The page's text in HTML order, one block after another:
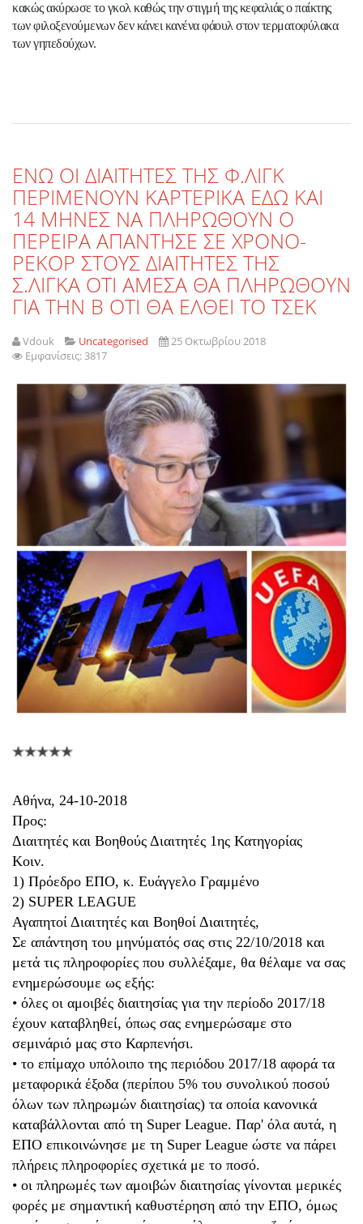
κακώς ακύρωσε το γκολ καθώς την στιγμή της κεφαλιάς ο παίκτης
των φιλοξενούμενων δεν κάνει κανένα φάουλ στον τερματοφύλακα
των γηπεδούχων.
ΕΝΩ ΟΙ ΔΙΑΙΤΗΤΕΣ ΤΗΣ Φ.ΛΙΓΚ
ΠΕΡΙΜΕΝΟΥΝ ΚΑΡΤΕΡΙΚΑ ΕΔΩ ΚΑΙ
14 ΜΗΝΕΣ ΝΑ ΠΛΗΡΩΘΟΥΝ Ο
ΠΕΡΕΙΡΑ ΑΠΑΝΤΗΣΕ ΣΕ ΧΡΟΝΟ-
ΡΕΚΟΡ ΣΤΟΥΣ ΔΙΑΙΤΗΤΕΣ ΤΗΣ
Σ.ΛΙΓΚΑ ΟΤΙ ΑΜΕΣΑ ΘΑ ΠΛΗΡΩΘΟΥΝ
ΓΙΑ ΤΗΝ Β ΟΤΙ ΘΑ ΕΛΘΕΙ ΤΟ ΤΣΕΚ
Vdouk Uncategorised
25 Οκτωβρίου 2018
Εμφανίσεις: 3817
Aθήνα, 24-10-2018
Προς:
Διαιτητές και Βοηθούς Διαιτητές 1ης Κατηγορίας
Κοιν.
1) Πρόεδρο ΕΠΟ, κ. Ευάγγελο Γραμμένο
2) SUPER LEAGUE
Αγαπητοί Διαιτητές και Βοηθοί Διαιτητές,
Σε απάντηση του μηνύματός σας στις 22/10/2018 και
μετά τις πληροφορίες που συλλέξαμε, θα θέλαμε να σας
ενημερώσουμε ως εξής:
• όλες οι αμοιβές διαιτησίας για την περίοδο 2017/18
έχουν καταβληθεί, όπως σας ενημερώσαμε στο
σεμινάριό μας στο Καρπενήσι.
• το επίμαχο υπόλοιπο της περιόδου 2017/18 αφορά τα
μεταφορικά έξοδα (περίπου 5% του συνολικού ποσού
όλων των πληρωμών διαιτησίας) τα οποία κανονικά
καταβάλλονται από τη Super League. Παρ' όλα αυτά, η
ΕΠΟ επικοινώνησε με τη Super League ώστε να πάρει
πλήρεις πληροφορίες σχετικά με το ποσό.
• οι πληρωμές των αμοιβών διαιτησίας γίνονται μερικές
φορές με σημαντική καθυστέρηση από την ΕΠΟ, όμως